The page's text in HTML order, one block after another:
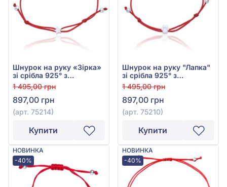
Шнурок на руку «Зірка»
зі срібла 925° з
Червоним Текстилем,
арт. 75214
1 495,00 грн
897,00 грн
(арт. 75214)
Купити
Шнурок на руку "Лапка"
зі срібла 925° з
Червоним Текстилем,
арт. 75210
1 495,00 грн
897,00 грн
(арт. 75210)
Купити
НОВИНКА
-40%
НОВИНКА
-40%